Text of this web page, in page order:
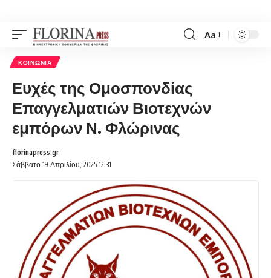
Font
Aa
ΚΟΙΝΩΝΊΑ
Ευχές της Ομοσπονδίας
Επαγγελματιών Βιοτεχνών
εμπόρων Ν. Φλώρινας
Σάββατο 19 Απριλίου, 2025 12:31
florinapress.gr